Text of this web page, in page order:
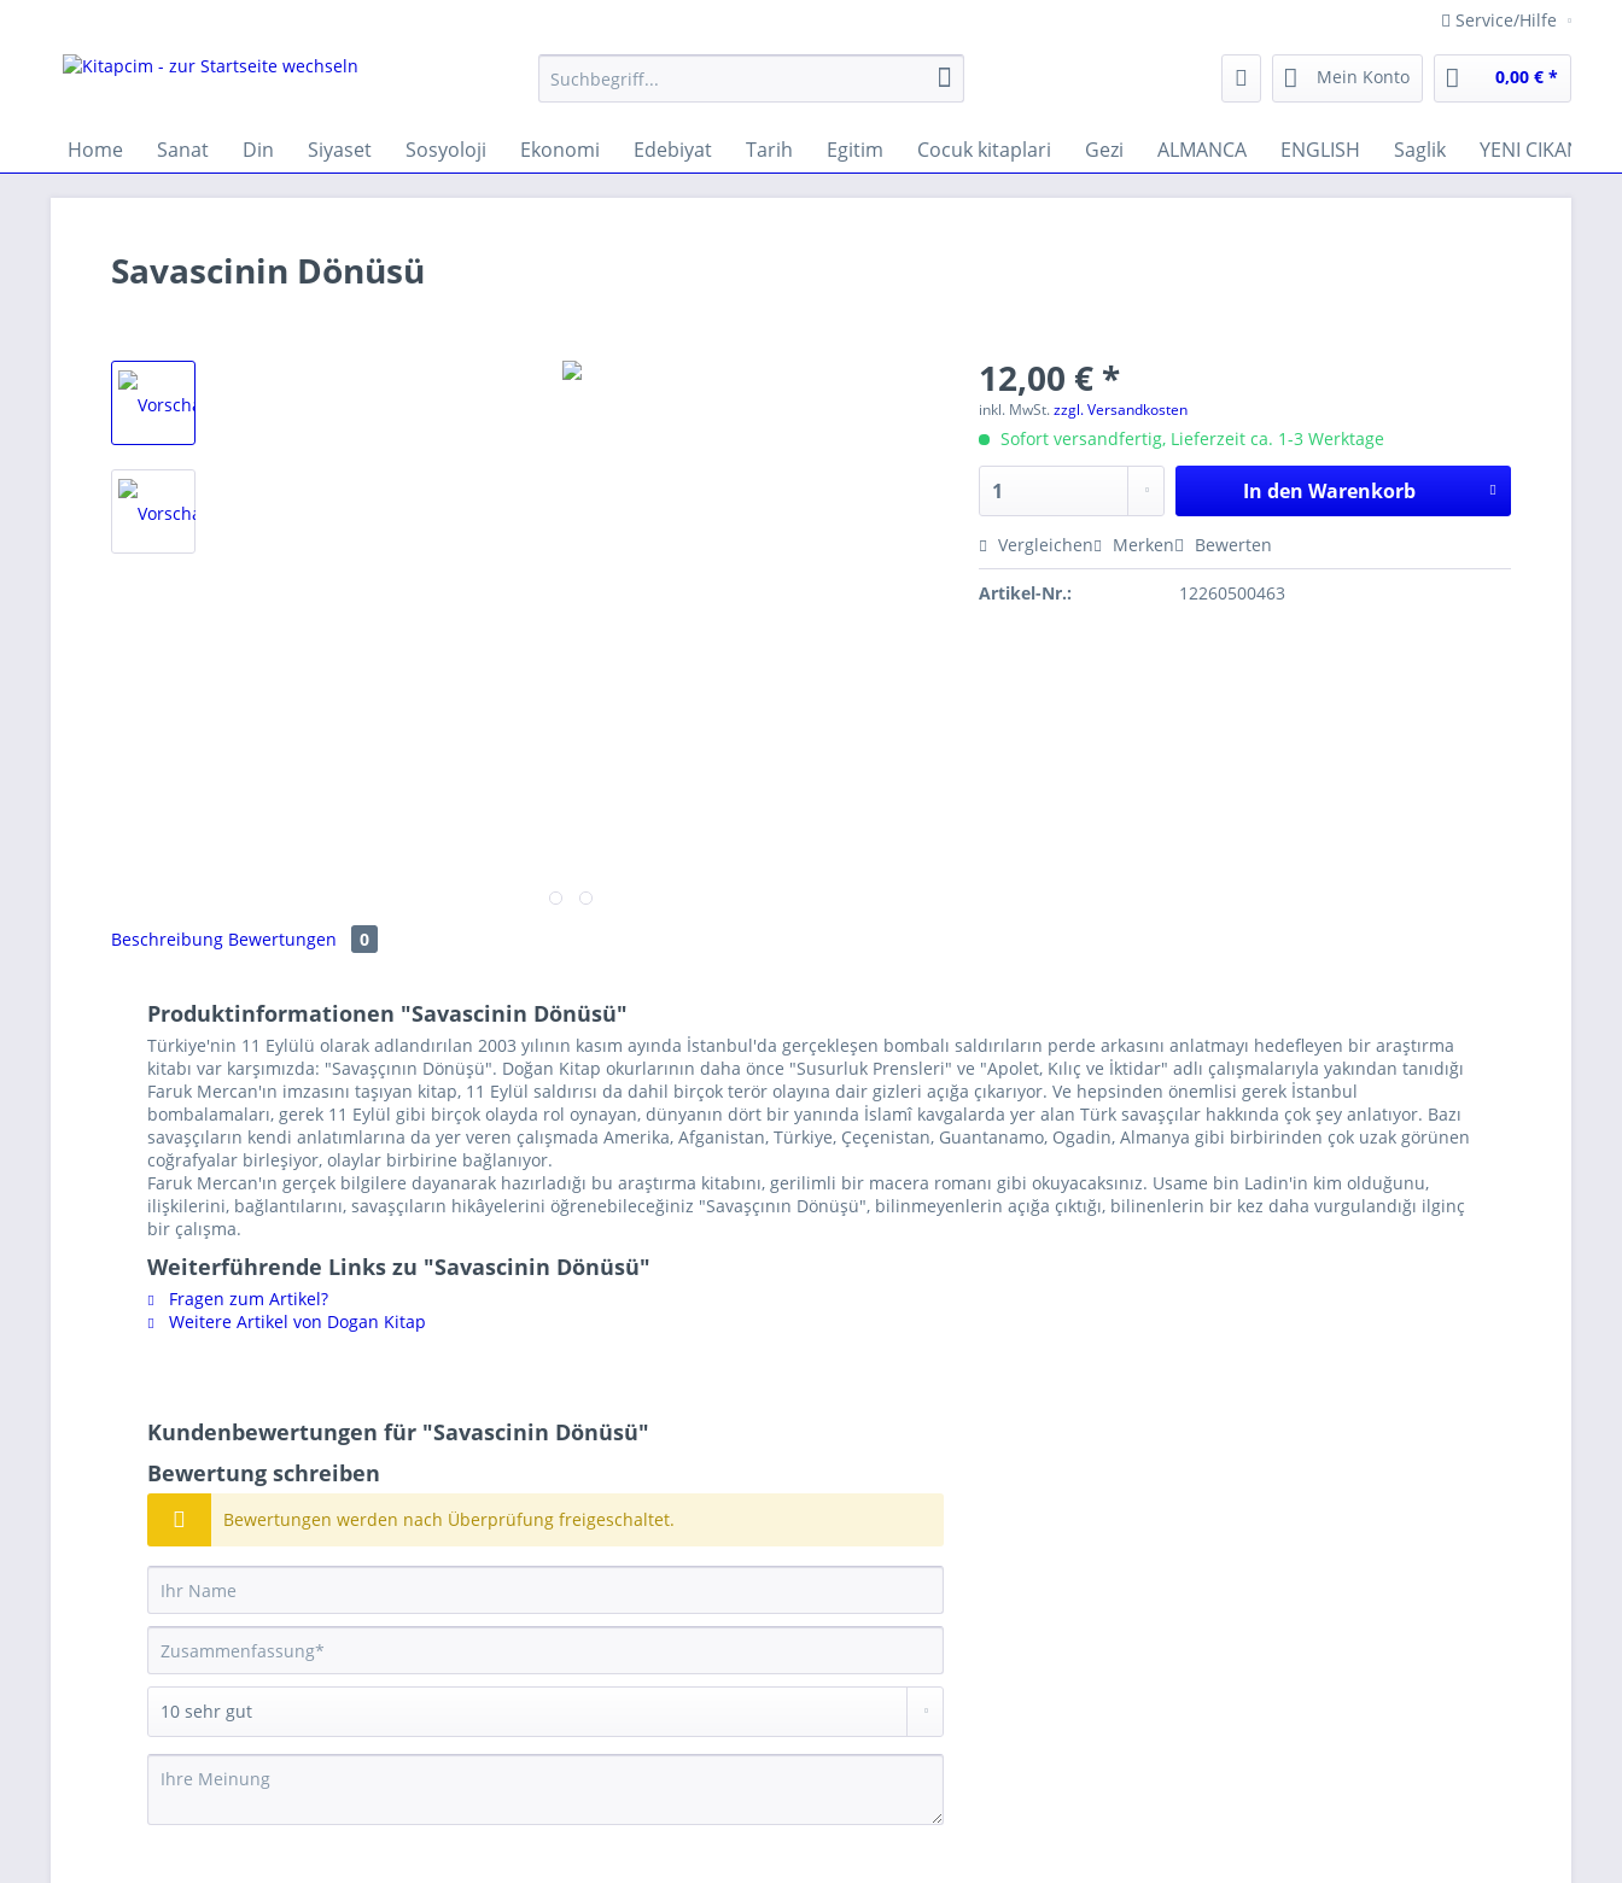
Service/Hilfe
Mein Konto 0,00 € *
Home Sanat Din Siyaset Sosyoloji Ekonomi Edebiyat Tarih Egitim Cocuk kitaplari Gezi ALMANCA ENGLISH Saglik YENI CIKANLAR
Savascinin Dönüsü
12,00 € *
inkl. MwSt.zzgl. Versandkosten
Sofort versandfertig, Lieferzeit ca. 1-3 Werktage
In den Warenkorb
Vergleichen Merken Bewerten
Artikel-Nr.: 12260500463
Beschreibung Bewertungen 0
Produktinformationen "Savascinin Dönüsü"
Türkiye'nin 11 Eylülü olarak adlandırılan 2003 yılının kasım ayında İstanbul'da gerçekleşen bombalı saldırıların perde arkasını anlatmayı hedefleyen bir araştırma
kitabı var karşımızda: "Savaşçının Dönüşü". Doğan Kitap okurlarının daha önce "Susurluk Prensleri" ve "Apolet, Kılıç ve İktidar" adlı çalışmalarıyla yakından tanıdığı
Faruk Mercan'ın imzasını taşıyan kitap, 11 Eylül saldırısı da dahil birçok terör olayına dair gizleri açığa çıkarıyor. Ve hepsinden önemlisi gerek İstanbul
bombalamaları, gerek 11 Eylül gibi birçok olayda rol oynayan, dünyanın dört bir yanında İslamî kavgalarda yer alan Türk savaşçılar hakkında çok şey anlatıyor. Bazı
savaşçıların kendi anlatımlarına da yer veren çalışmada Amerika, Afganistan, Türkiye, Çeçenistan, Guantanamo, Ogadin, Almanya gibi birbirinden çok uzak görünen
coğrafyalar birleşiyor, olaylar birbirine bağlanıyor.
Faruk Mercan'ın gerçek bilgilere dayanarak hazırladığı bu araştırma kitabını, gerilimli bir macera romanı gibi okuyacaksınız. Usame bin Ladin'in kim olduğunu,
ilişkilerini, bağlantılarını, savaşçıların hikâyelerini öğrenebileceğiniz "Savaşçının Dönüşü", bilinmeyenlerin açığa çıktığı, bilinenlerin bir kez daha vurgulandığı ilginç
bir çalışma.
Weiterführende Links zu "Savascinin Dönüsü"
Fragen zum Artikel?
Weitere Artikel von Dogan Kitap
Kundenbewertungen für "Savascinin Dönüsü"
Bewertung schreiben
Bewertungen werden nach Überprüfung freigeschaltet.